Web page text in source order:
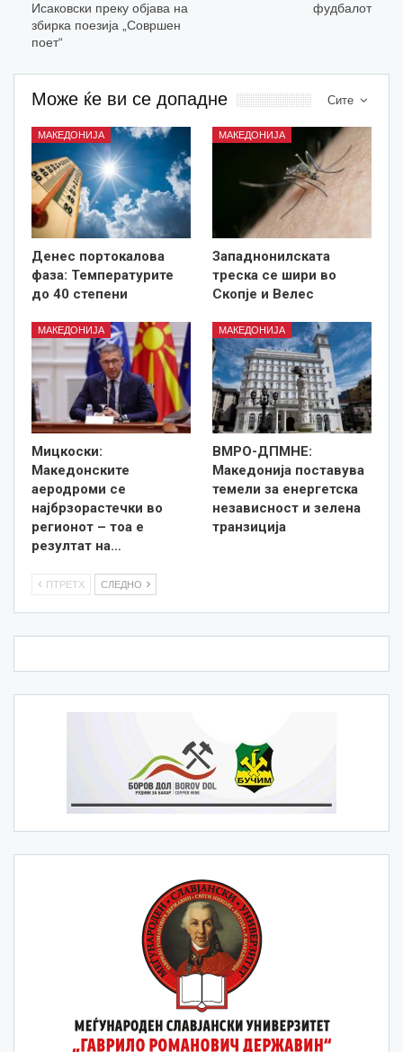
Исаковски преку објава на
збирка поезија „Совршен
поет“
фудбалот
Сите
Може ќе ви се допадне
МАКЕДОНИЈА
Денес портокалова
фаза: Температурите
до 40 степени
МАКЕДОНИЈА
Западнонилската
треска се шири во
Скопје и Велес
МАКЕДОНИЈА
Мицкоски:
Македонските
аеродроми се
најбрзорастечки во
регионот – тоа е
резултат на…
МАКЕДОНИЈА
ВМРО-ДПМНЕ:
Македонија поставува
темели за енергетска
независност и зелена
транзиција
ПТРЕТХ СЛЕДНО